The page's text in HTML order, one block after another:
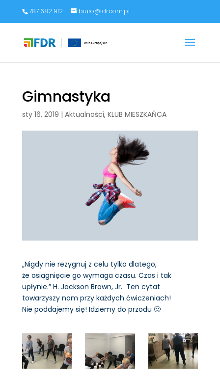
787 682 912 biuro@fdr.com.pl
Gimnastyka
sty 16, 2019 | Aktualności, KLUB MIESZKAŃCA
„Nigdy nie rezygnuj z celu tylko dlatego,
że osiągnięcie go wymaga czasu. Czas i tak
upłynie.” H. Jackson Brown, Jr. Ten cytat
towarzyszy nam przy każdych ćwiczeniach!
Nie poddajemy się! Idziemy do przodu 🙂